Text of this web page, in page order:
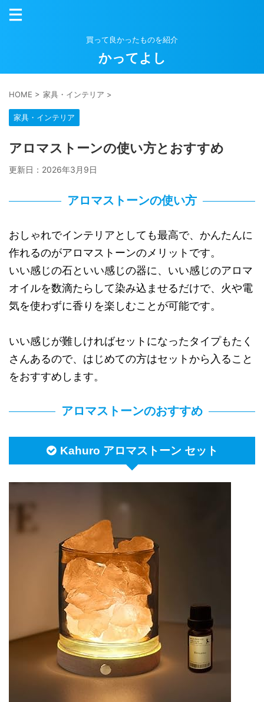
買って良かったものを紹介
かってよし
HOME > 家具・インテリア >
家具・インテリア
アロマストーンの使い方とおすすめ
更新日： 2026年3月9日
アロマストーンの使い方
おしゃれでインテリアとしても最高で、かんたんに
作れるのがアロマストーンのメリットです。
いい感じの石といい感じの器に、いい感じのアロマ
オイルを数滴たらして染み込ませるだけで、火や電
気を使わずに香りを楽しむことが可能です。
いい感じが難しければセットになったタイプもたく
さんあるので、はじめての方はセットから入ること
をおすすめします。
アロマストーンのおすすめ
Kahuro アロマストーン セット